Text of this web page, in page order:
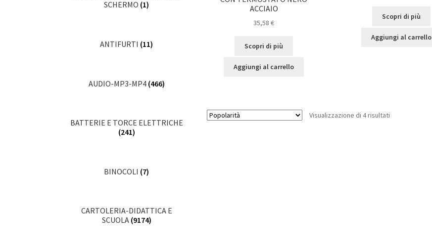
ACCIAIO
35,58€
Scopri di più
Aggiungi al carrello
Scopri di più
Aggiungi al carrello
Visualizzazione di 4 risultatiPopolarità
SCHERMO (1)
ANTIFURTI (11)
AUDIO-MP3-MP4 (466)
BATTERIE E TORCE ELETTRICHE
(241)
BINOCOLI (7)
CARTOLERIA-DIDATTICA E
SCUOLA (9174)